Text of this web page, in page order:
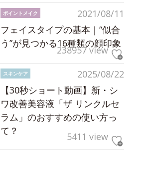
2021/08/11
ポイントメイク
フェイスタイプの基本｜“似合
う”が見つかる16種類の顔印象
238957 view
2025/08/22
スキンケア
【30秒ショート動画】新・シ
ワ改善美容液「ザ リンクルセ
ラム」のおすすめの使い方っ
て？
5411 view